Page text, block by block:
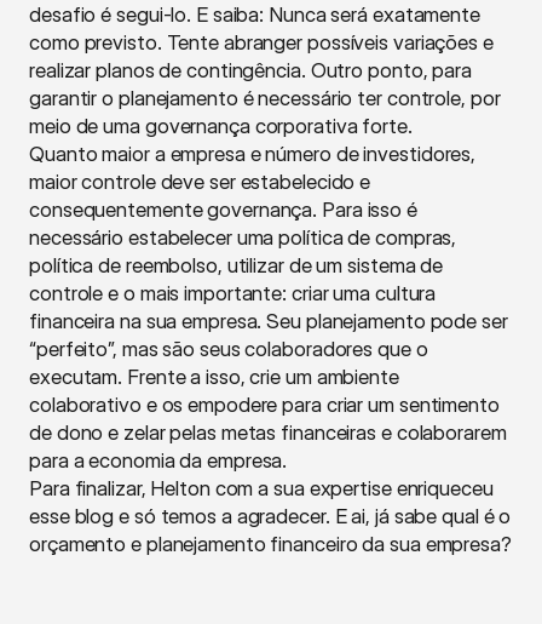
desafio é segui-lo. E saiba: Nunca será exatamente
como previsto. Tente abranger possíveis variações e
realizar planos de contingência. Outro ponto, para
garantir o planejamento é necessário ter controle, por
meio de uma governança corporativa forte.
Quanto maior a empresa e número de investidores,
maior controle deve ser estabelecido e
consequentemente governança. Para isso é
necessário estabelecer uma política de compras,
política de reembolso, utilizar de um sistema de
controle e o mais importante: criar uma cultura
financeira na sua empresa. Seu planejamento pode ser
“perfeito”, mas são seus colaboradores que o
executam. Frente a isso, crie um ambiente
colaborativo e os empodere para criar um sentimento
de dono e zelar pelas metas financeiras e colaborarem
para a economia da empresa.
Para finalizar, Helton com a sua expertise enriqueceu
esse blog e só temos a agradecer. E ai, já sabe qual é o
orçamento e planejamento financeiro da sua empresa?